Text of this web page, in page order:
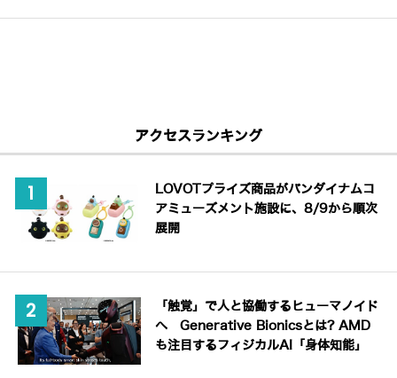
アクセスランキング
LOVOTプライズ商品がバンダイナムコ
アミューズメント施設に、8/9から順次
展開
「触覚」で人と協働するヒューマノイド
へ Generative Bionicsとは? AMD
も注目するフィジカルAI「身体知能」